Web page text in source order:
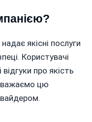
якісні послуги
Користувачі
про якість
цю